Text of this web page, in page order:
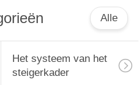
Alle
Het systeem van het
steigerkader